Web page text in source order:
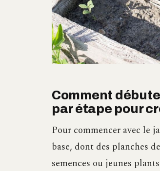
Comment
par étape pour
Pour commencer avec le
base, dont des planches
semences ou jeunes